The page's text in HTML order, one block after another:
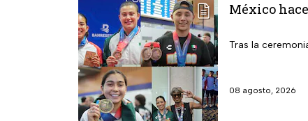
México
Tras la
08 agosto, 2026